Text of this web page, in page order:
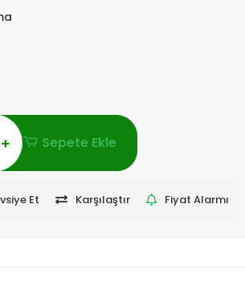
Sepete Ekle
Et Karşılaştır Fiyat Alarmı